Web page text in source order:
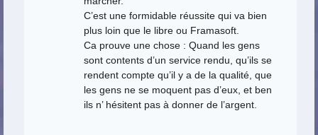
C’est une formidable réussite qui va bien
plus loin que le libre ou Framasoft.
Ca prouve une chose : Quand les gens
sont contents d’un service rendu, qu’ils se
rendent compte qu’il y a de la qualité, que
les gens ne se moquent pas d’eux, et ben
ils n’ hésitent pas à donner de l’argent.